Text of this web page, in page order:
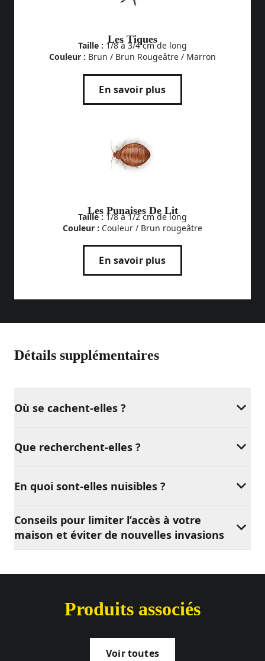
Les Tiques
Taille : 1/8 à 3/4 cm de long
Couleur : Brun / Brun Rougeâtre / Marron
En savoir plus
Les Punaises De Lit
Taille : 1/8 à 1/2 cm de long
Couleur : Couleur / Brun rougeâtre
En savoir plus
Détails supplémentaires
Où se cachent-elles ?
Que recherchent-elles ?
En quoi sont-elles nuisibles ?
Conseils pour limiter l’accès à votre
maison et éviter de nouvelles invasions
Produits associés
Voir toutes